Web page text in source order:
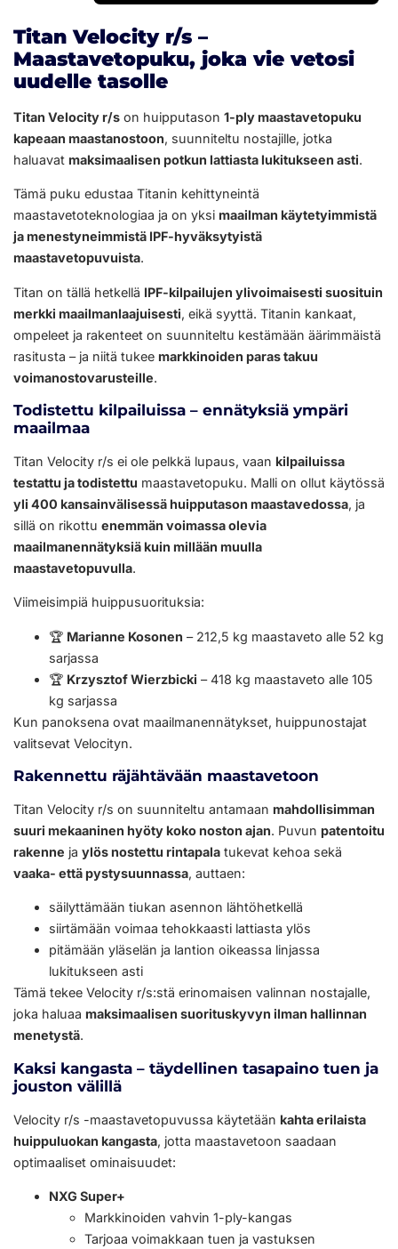
Titan Velocity r/s –
Maastavetopuku, joka vie vetosi
uudelle tasolle
Titan Velocity r/s on huipputason 1-ply maastavetopuku
kapeaan maastanostoon, suunniteltu nostajille, jotka
haluavat maksimaalisen potkun lattiasta lukitukseen asti.
Tämä puku edustaa Titanin kehittyneintä
maastavetoteknologiaa ja on yksi maailman käytetyimmistä
ja menestyneimmistä IPF-hyväksytyistä
maastavetopuvuista.
Titan on tällä hetkellä IPF-kilpailujen ylivoimaisesti suosituin
merkki maailmanlaajuisesti, eikä syyttä. Titanin kankaat,
ompeleet ja rakenteet on suunniteltu kestämään äärimmäistä
rasitusta – ja niitä tukee markkinoiden paras takuu
voimanostovarusteille.
Todistettu kilpailuissa – ennätyksiä ympäri
maailmaa
Titan Velocity r/s ei ole pelkkä lupaus, vaan kilpailuissa
testattu ja todistettu maastavetopuku. Malli on ollut käytössä
yli 400 kansainvälisessä huipputason maastavedossa, ja
sillä on rikottu enemmän voimassa olevia
maailmanennätyksiä kuin millään muulla
maastavetopuvulla.
Viimeisimpiä huippusuorituksia:
🏆 Marianne Kosonen – 212,5 kg maastaveto alle 52 kg
sarjassa
🏆 Krzysztof Wierzbicki – 418 kg maastaveto alle 105
kg sarjassa
Kun panoksena ovat maailmanennätykset, huippunostajat
valitsevat Velocityn.
Rakennettu räjähtävään maastavetoon
Titan Velocity r/s on suunniteltu antamaan mahdollisimman
suuri mekaaninen hyöty koko noston ajan. Puvun patentoitu
rakenne ja ylös nostettu rintapala tukevat kehoa sekä
vaaka- että pystysuunnassa, auttaen:
säilyttämään tiukan asennon lähtöhetkellä
siirtämään voimaa tehokkaasti lattiasta ylös
pitämään yläselän ja lantion oikeassa linjassa
lukitukseen asti
Tämä tekee Velocity r/s:stä erinomaisen valinnan nostajalle,
joka haluaa maksimaalisen suorituskyvyn ilman hallinnan
menetystä.
Kaksi kangasta – täydellinen tasapaino tuen ja
jouston välillä
Velocity r/s -maastavetopuvussa käytetään kahta erilaista
huippuluokan kangasta, jotta maastavetoon saadaan
optimaaliset ominaisuudet:
NXG Super+
Markkinoiden vahvin 1-ply-kangas
Tarjoaa voimakkaan tuen ja vastuksen